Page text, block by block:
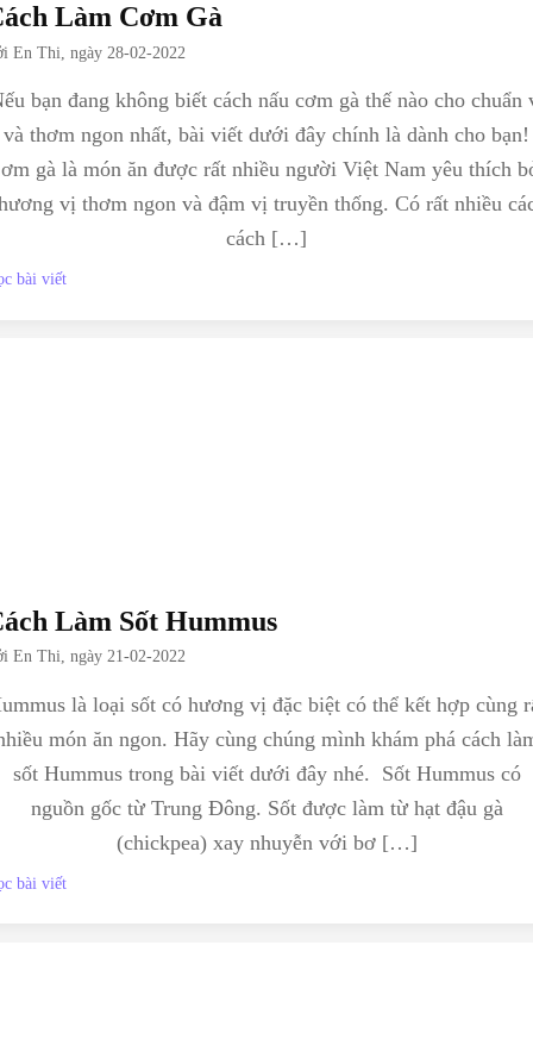
Làm Cơm Gà
En Thi , ngày 28-02-2022
bạn đang không biết cách nấu cơm gà thế nào cho chuẩn
và thơm ngon nhất, bài viết dưới đây chính là dành cho bạn!
gà là món ăn được rất nhiều người Việt Nam yêu thích
vị thơm ngon và đậm vị truyền thống. Có rất nhiều
cách […]
bài viết
Làm Sốt Hummus
En Thi, ngày21-02-2022
là loại sốt có hương vị đặc biệt có thể kết hợp cùng
món ăn ngon. Hãy cùng chúng mình khám phá cách
sốt Hummus trong bài viết dưới đây nhé. Sốt Hummus có
nguồn gốc từ Trung Đông. Sốt được làm từ hạt đậu gà
(chickpea) xay nhuyễn với bơ […]
bài viết